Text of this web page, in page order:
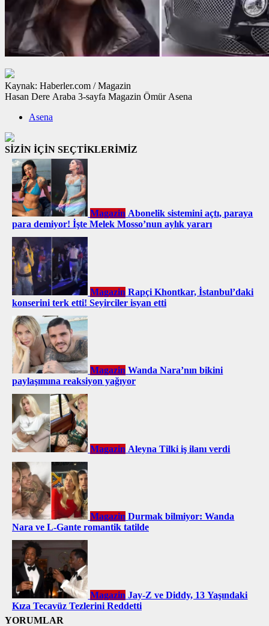
Kaynak: Haberler.com / Magazin
Hasan Dere Araba 3-sayfa Magazin Ömür Asena
Asena
SİZİN İÇİN SEÇTİKLERİMİZ
Magazin Abonelik sistemini açtı, paraya
para demiyor! İşte Melek Mosso’nun aylık yararı
Magazin Rapçi Khontkar, İstanbul’daki
konserini terk etti! Seyirciler isyan etti
Magazin Wanda Nara’nın bikini
paylaşımına reaksiyon yağıyor
Magazin Aleyna Tilki iş ilanı verdi
Magazin Durmak bilmiyor: Wanda
Nara ve L-Gante romantik tatilde
Magazin Jay-Z ve Diddy, 13 Yaşındaki
Kıza Tecavüz Tezlerini Reddetti
YORUMLAR